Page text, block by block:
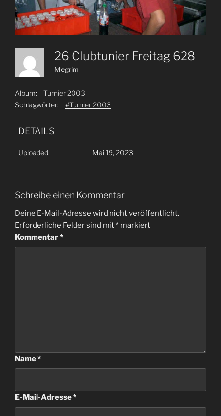
26 Clubtunier Freitag 628
Megrim
Album:
Turnier 2003
Schlagwörter:
#Turnier 2003
DETAILS
Uploaded Mai 19, 2023
Schreibe einen Kommentar
Deine E-Mail-Adresse wird nicht veröffentlicht.
Erforderliche Felder sind mit* markiert
Kommentar*
Name*
E-Mail-Adresse*